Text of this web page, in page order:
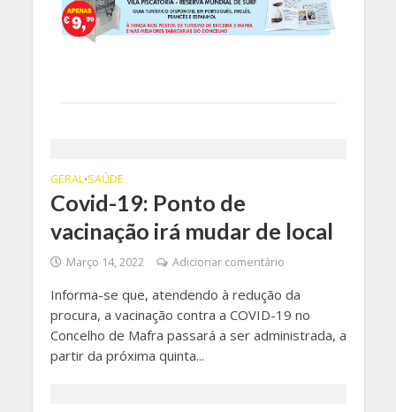
GERAL•SAÚDE
Covid-19: Ponto de
vacinação irá mudar de local
Março 14, 2022 Adicionar comentário
Informa-se que, atendendo à redução da
procura, a vacinação contra a COVID-19 no
Concelho de Mafra passará a ser administrada, a
partir da próxima quinta...